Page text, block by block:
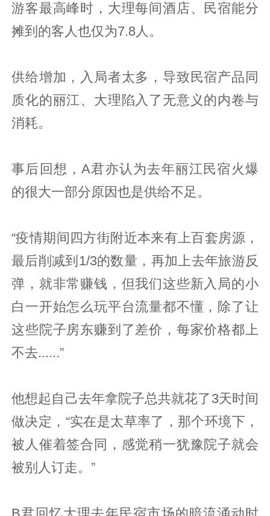
游客最高峰时，大理每间酒店、民宿能分
摊到的客人也仅为7.8人。
供给增加，入局者太多，导致民宿产品同
质化的丽江、大理陷入了无意义的内卷与
消耗。
事后回想，A君亦认为去年丽江民宿火爆
的很大一部分原因也是供给不足。
“疫情期间四方街附近本来有上百套房源，
最后削减到1/3的数量，再加上去年旅游反
弹，就非常赚钱，但我们这些新入局的小
白一开始怎么玩平台流量都不懂，除了让
这些院子房东赚到了差价，每家价格都上
不去......”
他想起自己去年拿院子总共就花了3天时间
做决定，“实在是太草率了，那个环境下，
被人催着签合同，感觉稍一犹豫院子就会
被别人订走。”